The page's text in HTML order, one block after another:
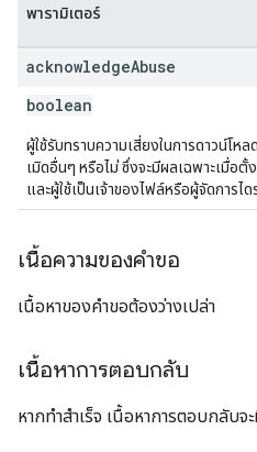
พารามิเตอร์
acknowledgeAbuse
boolean
ผู้ใช้รับทราบความเสี่ยงในการดาวน์โห
เมิดอื่นๆ หรือไม่ ซึ่งจะมีผลเฉพาะเมื่อตั้
และผู้ใช้เป็นเจ้าของไฟล์หรือผู้จัดการ
เนื้อความของคำขอ
เนื้อหาของคำขอต้องว่างเปล่า
เนื้อหาการตอบกลับ
หากทำสำเร็จ เนื้อหาการตอบกลับ